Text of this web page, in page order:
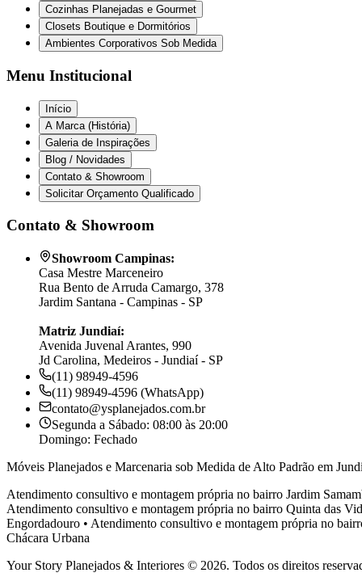
Cozinhas Planejadas e Gourmet
Closets Boutique e Dormitórios
Ambientes Corporativos Sob Medida
Menu Institucional
Início
A Marca (História)
Galeria de Inspirações
Blog / Novidades
Contato & Showroom
Solicitar Orçamento Qualificado
Contato & Showroom
Showroom Campinas:
Casa Mestre Marceneiro
Rua Bento de Arruda Camargo, 378
Jardim Santana - Campinas - SP
Matriz Jundiaí:
Avenida Juvenal Arantes, 990
Jd Carolina, Medeiros - Jundiaí - SP
(11) 98949-4596
(11) 98949-4596 (WhatsApp)
contato@ysplanejados.com.br
Segunda a Sábado: 08:00 às 20:00
Domingo: Fechado
Móveis Planejados e Marcenaria sob Medida de Alto Padrão em
Atendimento consultivo e montagem própria no bairro Jardim
Atendimento consultivo e montagem própria no bairro Quinta das
Engordadouro • Atendimento consultivo e montagem própria no
Chácara Urbana
Your Story Planejados & Interiores © 2026. Todos os direitos